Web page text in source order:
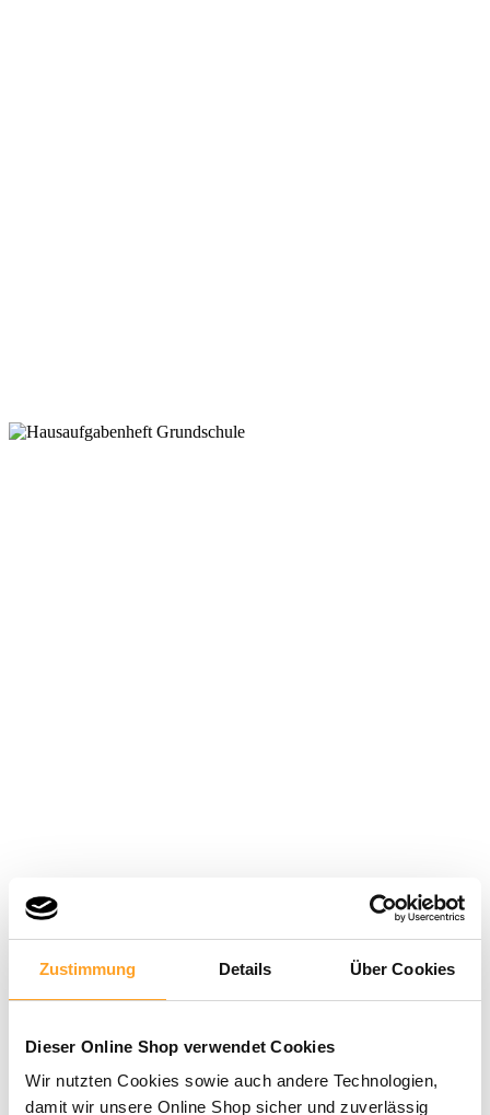
Zustimmung Details Über Cookies
Dieser Online Shop verwendet Cookies
Wir nutzten Cookies sowie auch andere Technologien,
damit wir unsere Online Shop sicher und zuverlässig